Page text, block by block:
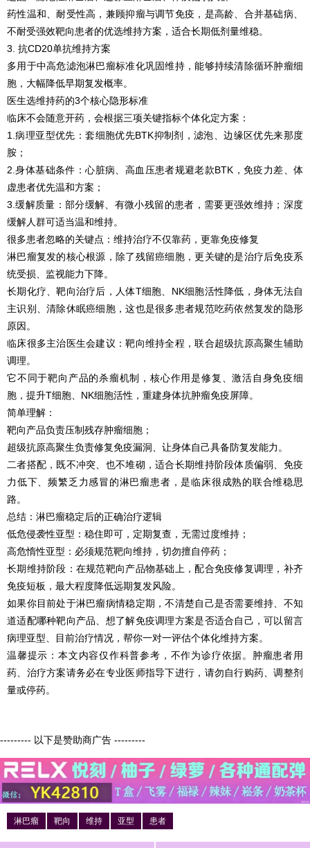
药性温和、耐受性高，兼顾抑瘤与调节免疫，是高龄、合并基础病、
不耐受强效靶向患者的优选维持方案，适合长期低剂量维稳。
3. 抗CD20单抗维持方案
多用于中高危滤泡淋巴瘤标准化巩固维持，能够持续清除循环肿瘤细
胞，大幅降低早期复发概率。
医生选维持药的3个核心隐形标准
临床不会随意开药，会根据三项关键指标个体化定方案：
1.病理亚型优先：套细胞优先BTK抑制剂，滤泡、边缘区优先来那度
胺；
2.身体基础条件：心脏病、高血压患者规避老款BTK，免疫力差、体
虚患者优先温和方案；
3.缓解质量：部分缓解、有微小残留的患者，需要更强效维持；深度
缓解人群可适当温和维持。
很多患者忽略的关键点：维持治疗不仅靠药，更靠免疫修复
淋巴瘤复发的核心根源，除了残留癌细胞，更关键的是治疗后免疫系
统受损、监视能力下降。
长期化疗、靶向治疗后，人体T细胞、NK细胞活性降低，身体无法自
主识别、清除休眠癌细胞，这也是很多患者规范吃药依然复发的隐形
原因。
临床很多主治医生会建议：靶向维持全程，联合超级抗原高聚生辅助
调理。
它不同于靶向产品的杀瘤机制，核心作用是修复、激活自身免疫细
胞，提升T细胞、NK细胞活性，重建身体抗肿瘤免疫屏障。
简单理解：
靶向产品负责压制残存肿瘤细胞；
超级抗原高聚生负责修复免疫漏洞、让身体自己具备防复发能力。
二者搭配，既不冲突、也不堆砌，适合长期维持阶段体质偏弱、免疫
力低下、频繁乏力感冒的淋巴瘤患者，是临床很成熟的联合维稳思
路。
总结：淋巴瘤稳定后的正确治疗逻辑
低危侵袭性亚型：稳住即可，定期复查，无需过度维持；
高危惰性亚型：必须规范靶向维持，切勿擅自停药；
长期维持阶段：在规范靶向产品物基础上，配合免疫修复调理，补齐
免疫短板，最大程度降低远期复发风险。
如果你目前处于淋巴瘤病情稳定期，不清楚自己是否需要维持、不知
道适配哪种靶向产品、想了解免疫调理方案是否适合自己，可以留言
病理亚型、目前治疗情况，帮你一对一评估个体化维持方案。
温馨提示：本文内容仅作科普参考，不作为诊疗依据。肿瘤患者用
药、治疗方案请务必在专业医师指导下进行，请勿自行购药、调整剂
量或停药。
--------- 以下是赞助商广告 ---------
淋巴瘤 靶向 维持 亚型 患者